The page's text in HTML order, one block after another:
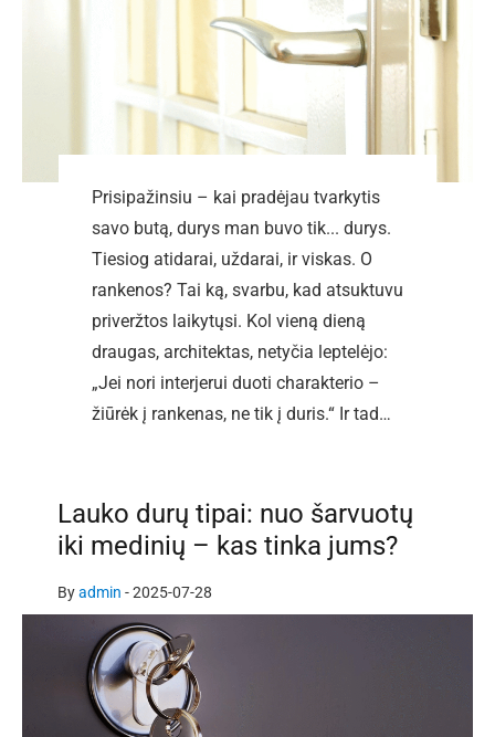
Prisipažinsiu – kai pradėjau tvarkytis
savo butą, durys man buvo tik... durys.
Tiesiog atidarai, uždarai, ir viskas. O
rankenos? Tai ką, svarbu, kad atsuktuvu
priveržtos laikytųsi. Kol vieną dieną
draugas, architektas, netyčia leptelėjo:
„Jei nori interjerui duoti charakterio –
žiūrėk į rankenas, ne tik į duris.“ Ir tad…
Lauko durų tipai: nuo šarvuotų
iki medinių – kas tinka jums?
Byadmin -2025-07-28